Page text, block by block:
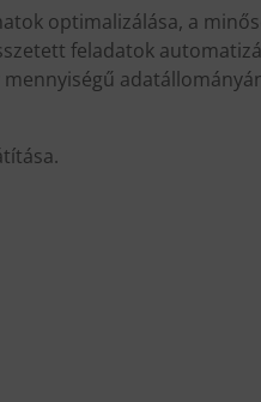
optimalizálása, a
feladatok